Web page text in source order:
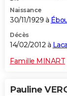
Naissance
30/11/1929 à
Décès
14/02/2012 à
Famille MINART
Pauline